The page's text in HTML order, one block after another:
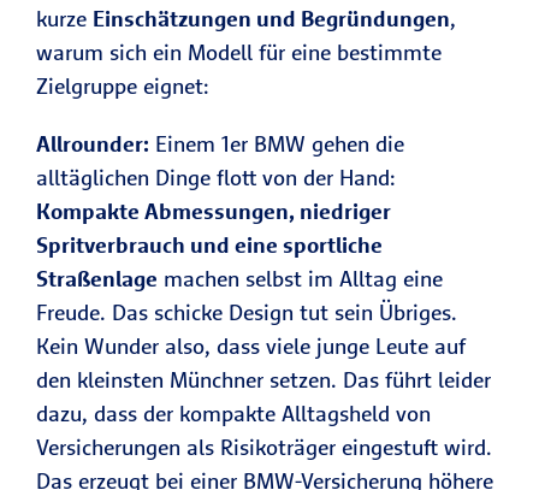
kurze Einschätzungen und Begründungen,
warum sich ein Modell für eine bestimmte
Zielgruppe eignet:
Allrounder: Einem 1er BMW gehen die
alltäglichen Dinge flott von der Hand:
Kompakte Abmessungen, niedriger
Spritverbrauch und eine sportliche
Straßenlage machen selbst im Alltag eine
Freude. Das schicke Design tut sein Übriges.
Kein Wunder also, dass viele junge Leute auf
den kleinsten Münchner setzen. Das führt leider
dazu, dass der kompakte Alltagsheld von
Versicherungen als Risikoträger eingestuft wird.
Das erzeugt bei einer BMW-Versicherung höhere